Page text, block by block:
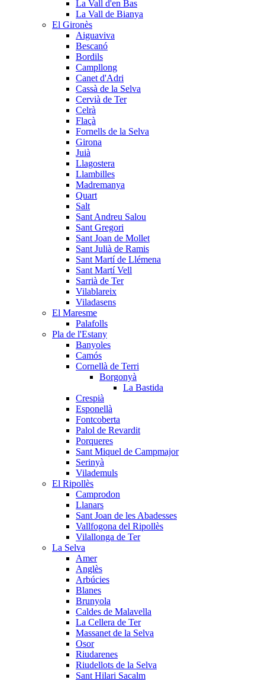
La Vall d'en Bas
La Vall de Bianya
El Gironès
Aiguaviva
Bescanó
Bordils
Campllong
Canet d'Adri
Cassà de la Selva
Cervià de Ter
Celrà
Flaçà
Fornells de la Selva
Girona
Juià
Llagostera
Llambilles
Madremanya
Quart
Salt
Sant Andreu Salou
Sant Gregori
Sant Joan de Mollet
Sant Julià de Ramis
Sant Martí de Llémena
Sant Martí Vell
Sarrià de Ter
Vilablareix
Viladasens
El Maresme
Palafolls
Pla de l'Estany
Banyoles
Camós
Cornellà de Terri
Borgonyà
La Bastida
Crespià
Esponellà
Fontcoberta
Palol de Revardit
Porqueres
Sant Miquel de Campmajor
Serinyà
Vilademuls
El Ripollès
Camprodon
Llanars
Sant Joan de les Abadesses
Vallfogona del Ripollès
Vilallonga de Ter
La Selva
Amer
Anglès
Arbúcies
Blanes
Brunyola
Caldes de Malavella
La Cellera de Ter
Massanet de la Selva
Osor
Riudarenes
Riudellots de la Selva
Sant Hilari Sacalm